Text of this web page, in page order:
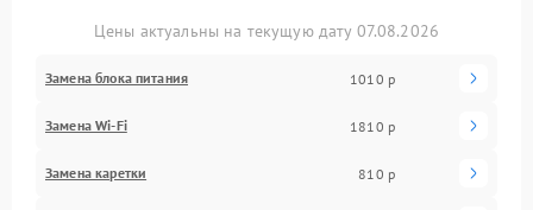
Цены актуальны на текущую дату 07.08.2026
Замена блока питания 1010 р
Замена Wi-Fi 1810 р
Замена каретки 810 р